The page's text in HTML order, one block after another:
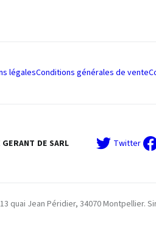
légalesConditions générales de vente
DE SARL Twitter
quai Jean Péridier, 34070 Montpellier.